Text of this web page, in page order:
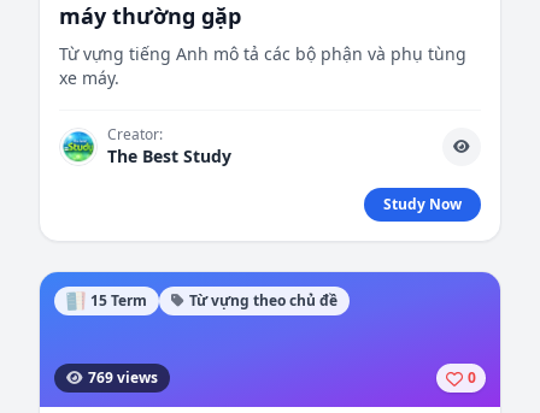
máy thường gặp
Từ vựng tiếng Anh mô tả các bộ phận và phụ tùng
xe máy.
Creator:
The Best Study
Study Now
15 Term Từ vựng theo chủ đề
769 views 0